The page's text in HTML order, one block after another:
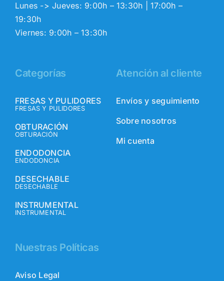
Lunes -> Jueves: 9:00h – 13:30h | 17:00h –
19:30h
Viernes: 9:00h – 13:30h
Categorías
FRESAS Y PULIDORES
FRESAS Y PULIDORES
OBTURACIÓN
OBTURACIÓN
ENDODONCIA
ENDODONCIA
DESECHABLE
DESECHABLE
INSTRUMENTAL
INSTRUMENTAL
Atención al cliente
Envíos y seguimiento
Sobre nosotros
Mi cuenta
Nuestras Políticas
Aviso Legal